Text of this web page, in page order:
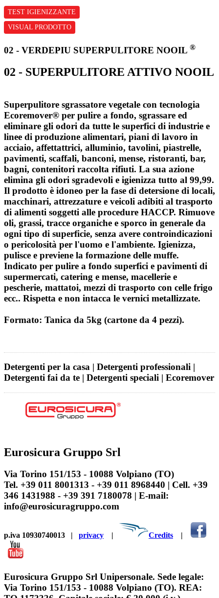
TEST IGIENIZZANTE
VISUAL PRODOTTO
02 - VERDEPIU SUPERPULITORE NOOIL ®
02 - SUPERPULITORE ATTIVO NOOIL
Superpulitore sgrassatore vegetale con tecnologia
Ecoremover® per pulire a fondo, sgrassare ed
eliminare gli odori da tutte le superfici di industrie e
linee di produzione alimentari, piani di lavoro in
acciaio, affettattrici, alluminio, tavolini, piastrelle,
pavimenti, scaffali, banconi, mense, ristoranti, bar,
bagni, contenitori raccolta rifiuti. La sua azione
elimina gli odori sgradevoli e igienizza tutto al 99,99.
Il prodotto è idoneo per la fase di detersione di locali,
macchinari, attrezzature e veicoli adibiti al trasporto
di alimenti soggetti alle procedure HACCP. Rimuove
oli, grassi, tracce organiche e sporco in generale da
ogni tipo di superficie, senza avere controindicazioni
o pericolosità per l'uomo e l'ambiente. Igienizza,
pulisce e previene la formazione delle muffe.
Indicato per pulire a fondo superfici e pavimenti di
supermercati, catering e mense, macellerie e
pescherie, mattatoi, mezzi di trasporto con celle frigo
ecc.. Rispetta e non intacca le vernici metallizzate.
Formato: Tanica da 5kg (cartone da 4 pezzi).
Detergenti per la casa | Detergenti professionali |
Detergenti fai da te | Detergenti speciali | Ecoremover
Eurosicura Gruppo Srl
Via Torino 151/153 - 10088 Volpiano (TO)
Tel. +39 011 8001313 - +39 011 8968440 | Cell. +39
346 1431988 - +39 391 7180078 | E-mail:
info@eurosicuragruppo.com
p.iva 10930740013 | privacy | Credits |
Eurosicura Gruppo Srl Unipersonale. Sede legale:
Via Torino 151/153 - 10088 Volpiano (TO). REA: